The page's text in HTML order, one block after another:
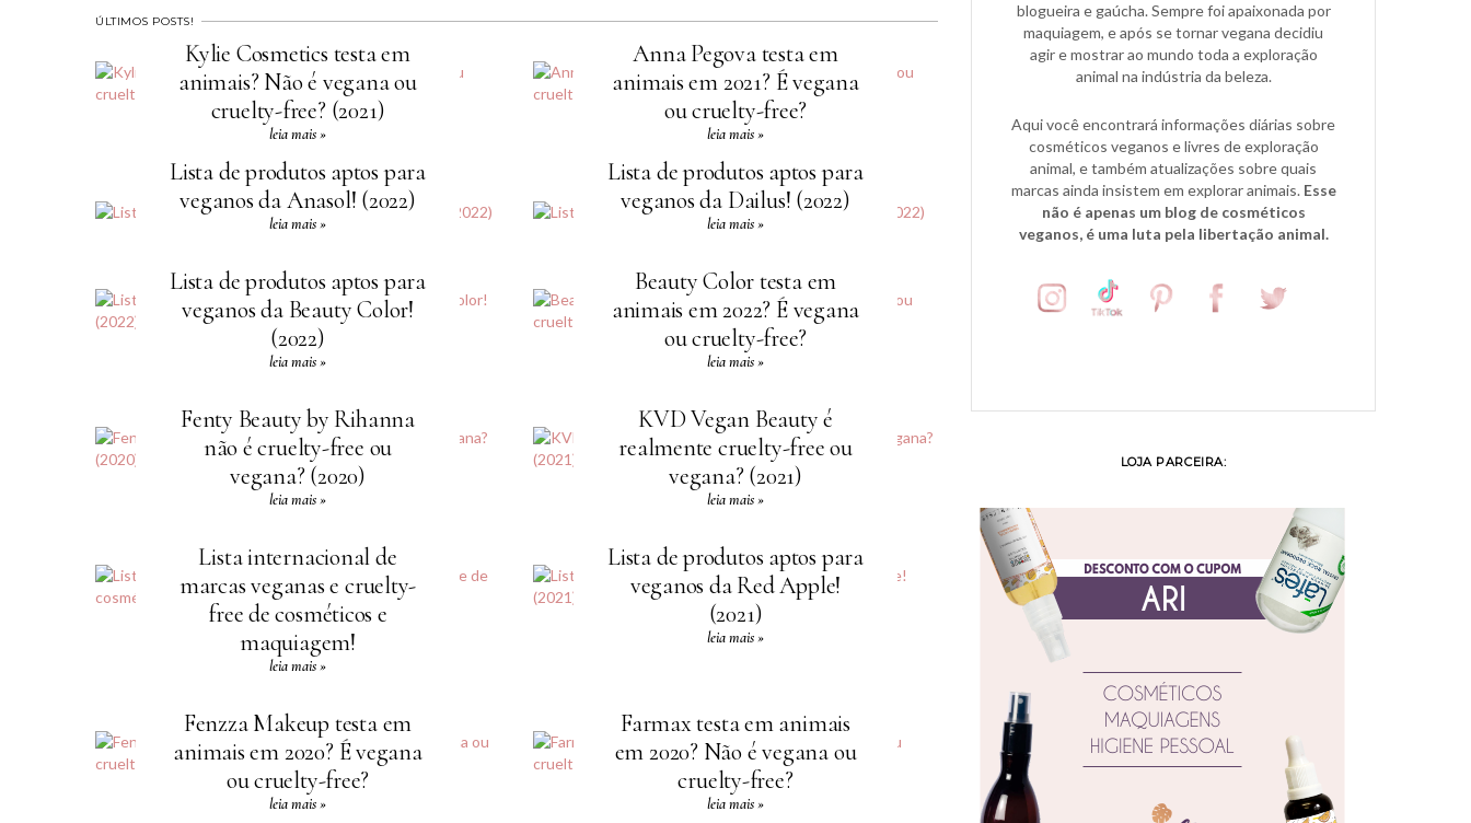
ÚLTIMOS POSTS!
Kylie Cosmetics testa em
animais? Não é vegana ou
cruelty-free? (2021)
leia mais »
Anna Pegova testa em
animais em 2021? É vegana
ou cruelty-free?
leia mais »
Lista de produtos aptos para
veganos da Anasol! (2022)
leia mais »
Lista de produtos aptos para
veganos da Dailus! (2022)
leia mais »
Lista de produtos aptos para
veganos da Beauty Color!
(2022)
leia mais »
Beauty Color testa em
animais em 2022? É vegana
ou cruelty-free?
leia mais »
Fenty Beauty by Rihanna
não é cruelty-free ou
vegana? (2020)
leia mais »
KVD Vegan Beauty é
realmente cruelty-free ou
vegana? (2021)
leia mais »
Lista internacional de
marcas veganas e cruelty-
free de cosméticos e
maquiagem!
leia mais »
Lista de produtos aptos para
veganos da Red Apple!
(2021)
leia mais »
Fenzza Makeup testa em
animais em 2020? É vegana
ou cruelty-free?
leia mais »
Farmax testa em animais
em 2020? Não é vegana ou
cruelty-free?
leia mais »
blogueira e gaúcha. Sempre foi apaixonada por
maquiagem, e após se tornar vegana decidiu
agir e mostrar ao mundo toda a exploração
animal na indústria da beleza.
Aqui você encontrará informações diárias sobre
cosméticos veganos e livres de exploração
animal, e também atualizações sobre quais
marcas ainda insistem em explorar animais. Esse
não é apenas um blog de cosméticos
veganos, é uma luta pela libertação animal.
LOJA PARCEIRA: